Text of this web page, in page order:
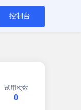
控制台
试用次数
0